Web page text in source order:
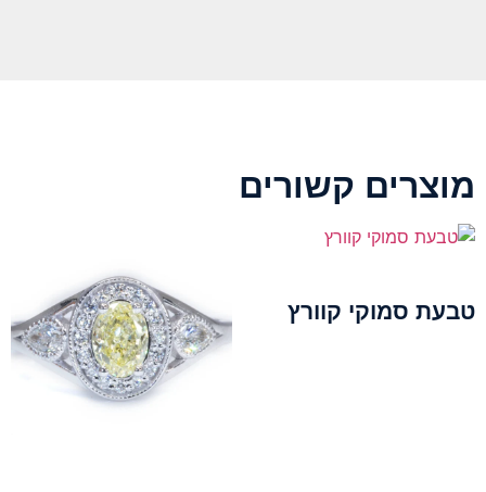
מוצרים קשורים
טבעת סמוקי קוורץ